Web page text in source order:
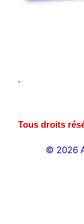
.
Tous droits
© 2026